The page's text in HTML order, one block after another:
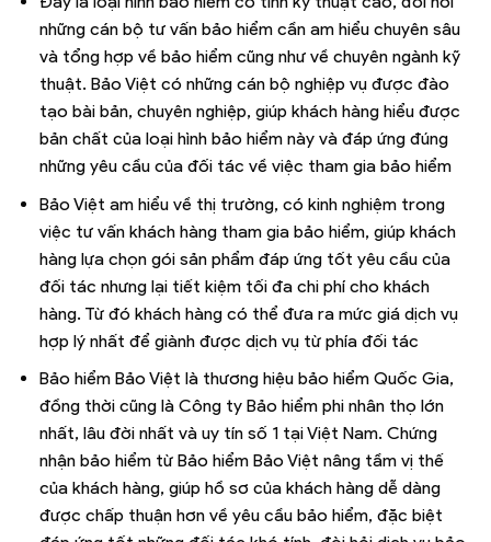
những cán bộ tư vấn bảo hiểm cần am hiểu chuyên sâu
và tổng hợp về bảo hiểm cũng như về chuyên ngành kỹ
thuật. Bảo Việt có những cán bộ nghiệp vụ được đào
tạo bài bản, chuyên nghiệp, giúp khách hàng hiểu được
bản chất của loại hình bảo hiểm này và đáp ứng đúng
những yêu cầu của đối tác về việc tham gia bảo hiểm
Bảo Việt am hiểu về thị trường, có kinh nghiệm trong
việc tư vấn khách hàng tham gia bảo hiểm, giúp khách
hàng lựa chọn gói sản phẩm đáp ứng tốt yêu cầu của
đối tác nhưng lại tiết kiệm tối đa chi phí cho khách
hàng. Từ đó khách hàng có thể đưa ra mức giá dịch vụ
hợp lý nhất để giành được dịch vụ từ phía đối tác
Bảo hiểm Bảo Việt là thương hiệu bảo hiểm Quốc Gia,
đồng thời cũng là Công ty Bảo hiểm phi nhân thọ lớn
nhất, lâu đời nhất và uy tín số 1 tại Việt Nam. Chứng
nhận bảo hiểm từ Bảo hiểm Bảo Việt nâng tầm vị thế
của khách hàng, giúp hồ sơ của khách hàng dễ dàng
được chấp thuận hơn về yêu cầu bảo hiểm, đặc biệt